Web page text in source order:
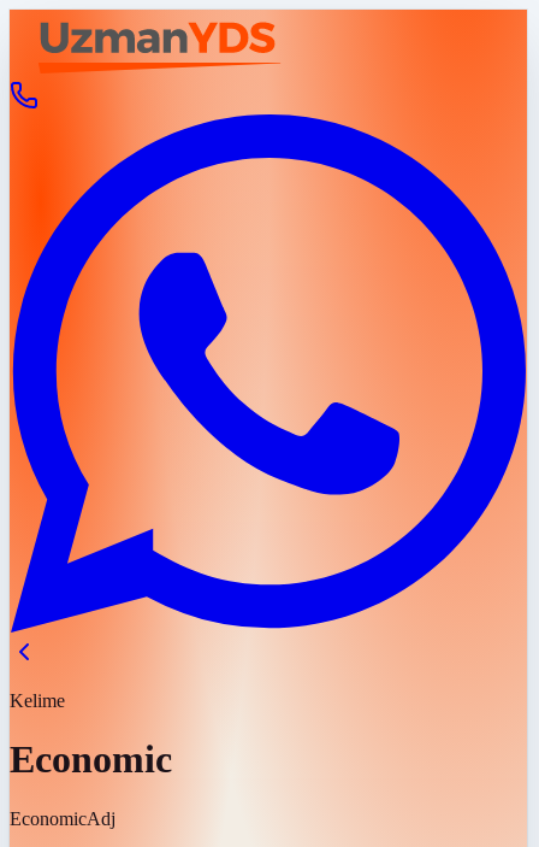
Kelime
Economic
EconomicAdj